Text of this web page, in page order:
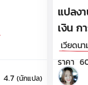
4.7 (นักแปล)
แปลง
เงิน
เวียดน
ราคา